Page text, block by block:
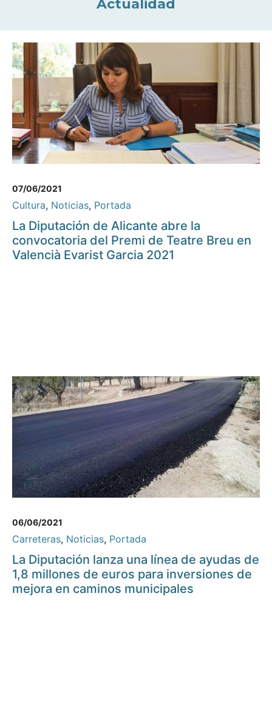
Actualidad
07/06/2021
Cultura, Noticias, Portada
La Diputación de Alicante abre la
convocatoria del Premi de Teatre Breu en
Valencià Evarist Garcia 2021
06/06/2021
Carreteras, Noticias, Portada
La Diputación lanza una línea de ayudas de
1,8 millones de euros para inversiones de
mejora en caminos municipales